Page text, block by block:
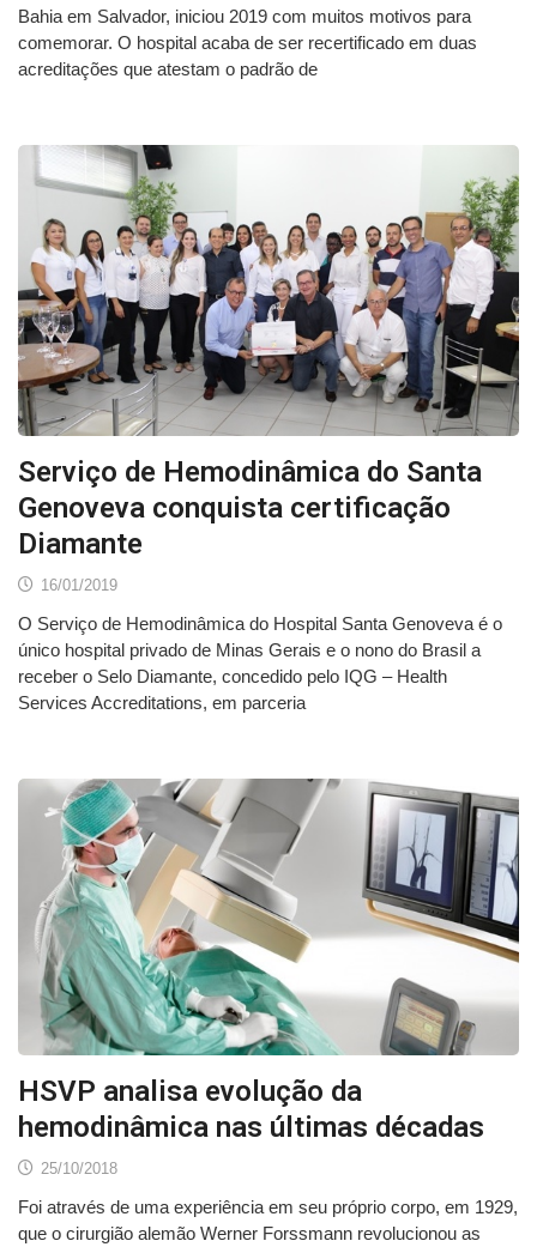
Bahia em Salvador, iniciou 2019 com muitos motivos para
comemorar. O hospital acaba de ser recertificado em duas
acreditações que atestam o padrão de
Serviço de Hemodinâmica do Santa
Genoveva conquista certificação
Diamante
16/01/2019
O Serviço de Hemodinâmica do Hospital Santa Genoveva é o
único hospital privado de Minas Gerais e o nono do Brasil a
receber o Selo Diamante, concedido pelo IQG – Health
Services Accreditations, em parceria
HSVP analisa evolução da
hemodinâmica nas últimas décadas
25/10/2018
Foi através de uma experiência em seu próprio corpo, em 1929,
que o cirurgião alemão Werner Forssmann revolucionou as